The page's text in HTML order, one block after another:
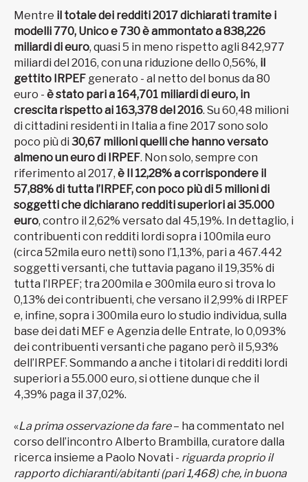
Mentre il totale dei redditi 2017 dichiarati tramite i
modelli 770, Unico e 730 è ammontato a 838,226
miliardi di euro, quasi 5 in meno rispetto agli 842,977
miliardi del 2016, con una riduzione dello 0,56%, il
gettito IRPEF generato - al netto del bonus da 80
euro - è stato pari a 164,701 miliardi di euro, in
crescita rispetto ai 163,378 del 2016. Su 60,48 milioni
di cittadini residenti in Italia a fine 2017 sono solo
poco più di 30,67 milioni quelli che hanno versato
almeno un euro di IRPEF. Non solo, sempre con
riferimento al 2017, è Il 12,28% a corrispondere il
57,88% di tutta l’IRPEF,con poco più di 5 milioni di
soggetti che dichiarano redditi superiori ai 35.000
euro, contro il 2,62% versato dal 45,19%. In dettaglio, i
contribuenti con redditi lordi sopra i 100mila euro
(circa 52mila euro netti) sono l’1,13%, pari a 467.442
soggetti versanti, che tuttavia pagano il 19,35% di
tutta l’IRPEF; tra 200mila e 300mila euro si trova lo
0,13% dei contribuenti, che versano il 2,99% di IRPEF
e, infine, sopra i 300mila euro lo studio individua, sulla
base dei dati MEF e Agenzia delle Entrate, lo 0,093%
dei contribuenti versanti che pagano però il 5,93%
dell’IRPEF. Sommando a anche i titolari di redditi lordi
superiori a 55.000 euro, si ottiene dunque che il
4,39% paga il 37,02%.
«La prima osservazione da fare– ha commentato nel
corso dell’incontro Alberto Brambilla, curatore dalla
ricerca insieme a Paolo Novati - riguarda proprio il
rapporto dichiaranti/abitanti (pari 1,468) che, in buona